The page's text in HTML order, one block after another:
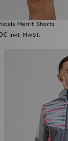
Merrit Shorts
inkl. MwST.